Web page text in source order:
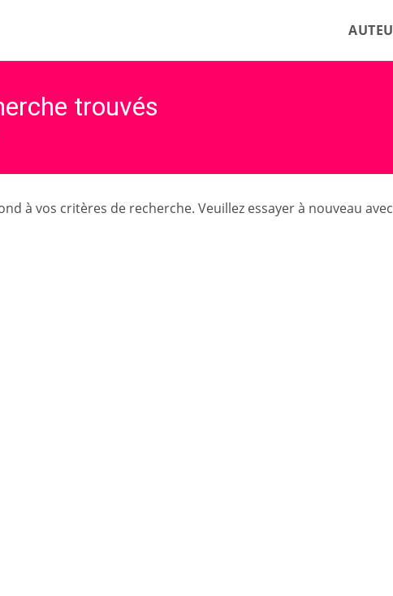
trouvés
à vos critères de recherche. Veuillez essayer à nouveau